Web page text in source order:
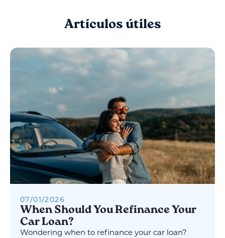
Artículos útiles
07/01/2026
When Should You Refinance Your
Car Loan?
Wondering when to refinance your car loan?